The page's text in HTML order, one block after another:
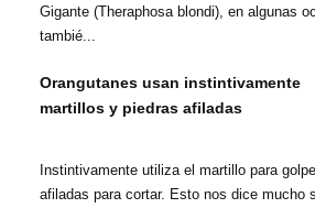
Gigante (Theraphosa blondi), en algunas
tambié...
Orangutanes usan instintivamente
martillos y piedras afiladas
Instintivamente utiliza el martillo para
afiladas para cortar. Esto nos dice mucho